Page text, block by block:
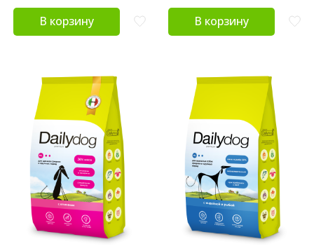
В корзину В корзину